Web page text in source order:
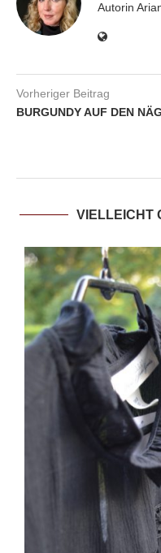
Autorin
Vorheriger Beitrag
BURGUNDY AUF DEN
VIELLEICHT